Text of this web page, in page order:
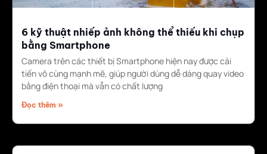
6 kỹ thuật nhiếp ảnh không thể thiếu khi chụp
bằng Smartphone
Camera trên các thiết bị Smartphone hiện nay được cải
tiến vô cùng mạnh mẽ, giúp người dùng dễ dàng quay video
bằng điện thoại mà vẫn có chất lượng
Đọc thêm »